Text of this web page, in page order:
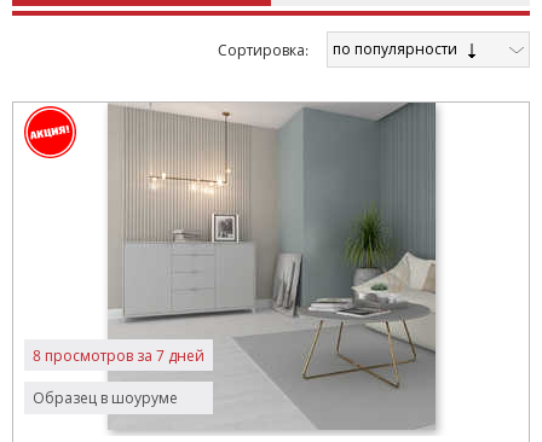
Cортировка: по популярности
Образец в шоуруме
8 просмотров за 7 дней